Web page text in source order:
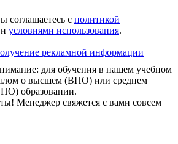
соглашаетесь с политикой
и условиями использования.
рекламной информации
для обучения в нашем учебном
о высшем (ВПО) или среднем
образовании.
Менеджер свяжется с вами совсем